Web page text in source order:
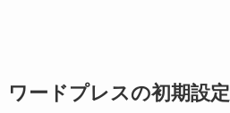
ワードプレスの初期設定